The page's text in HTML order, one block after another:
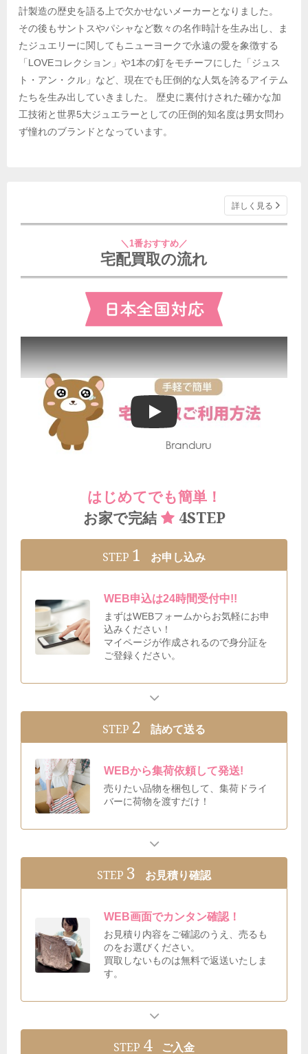
計製造の歴史を語る上で欠かせないメーカーとなりました。
その後もサントスやパシャなど数々の名作時計を生み出し、ま
たジュエリーに関してもニューヨークで永遠の愛を象徴する
「LOVEコレクション」や1本の釘をモチーフにした「ジュス
ト・アン・クル」など、現在でも圧倒的な人気を誇るアイテム
たちを生み出していきました。 歴史に裏付けされた確かな加
工技術と世界5大ジュエラーとしての圧倒的知名度は男女問わ
ず憧れのブランドとなっています。
詳しく見る
＼1番おすすめ／
宅配買取の流れ
ブランドゥールの宅配買取ご利用方法
はじめてでも簡単！
お家で完結
4STEP
STEP 1 お申し込み
WEB申込は24時間受付中!!
まずはWEBフォームからお気軽にお申
込みください！
マイページが作成されるので身分証を
ご登録ください。
STEP 2 詰めて送る
WEBから集荷依頼して発送!
売りたい品物を梱包して、集荷ドライ
バーに荷物を渡すだけ！
STEP 3 お見積り確認
WEB画面でカンタン確認！
お見積り内容をご確認のうえ、売るも
のをお選びください。
買取しないものは無料で返送いたしま
す。
STEP 4 ご入金